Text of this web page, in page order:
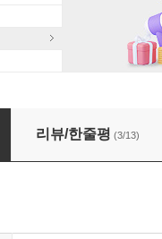
리뷰/한줄평 (3/13)